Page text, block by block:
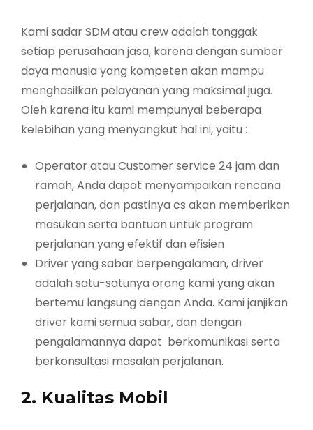
Kami sadar SDM atau crew adalah tonggak
setiap perusahaan jasa, karena dengan sumber
daya manusia yang kompeten akan mampu
menghasilkan pelayanan yang maksimal juga.
Oleh karena itu kami mempunyai beberapa
kelebihan yang menyangkut hal ini, yaitu :
Operator atau Customer service 24 jam dan
ramah, Anda dapat menyampaikan rencana
perjalanan, dan pastinya cs akan memberikan
masukan serta bantuan untuk program
perjalanan yang efektif dan efisien
Driver yang sabar berpengalaman, driver
adalah satu-satunya orang kami yang akan
bertemu langsung dengan Anda. Kami janjikan
driver kami semua sabar, dan dengan
pengalamannya dapat berkomunikasi serta
berkonsultasi masalah perjalanan.
2. Kualitas Mobil